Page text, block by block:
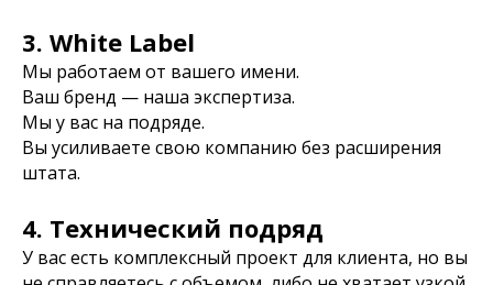
3. White Label
Мы работаем от вашего имени.
Ваш бренд — наша экспертиза.
Мы у вас на подряде.
Вы усиливаете свою компанию без расширения
штата.
4. Технический подряд
У вас есть комплексный проект для клиента, но вы